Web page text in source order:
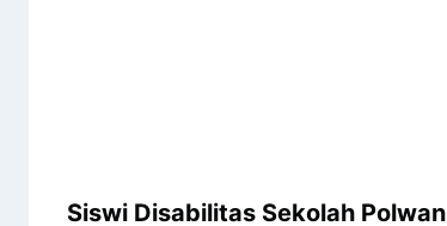
Siswi Disabilitas Sekolah Polwan